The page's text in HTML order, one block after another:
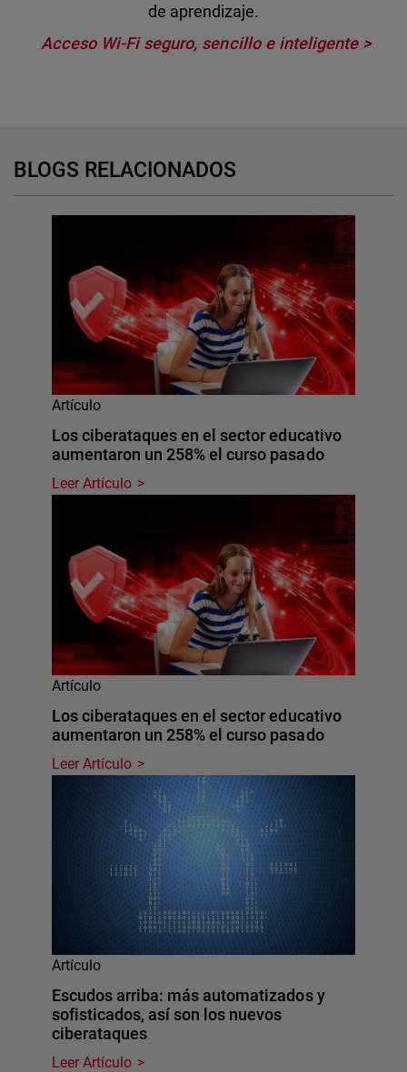
de aprendizaje.
Acceso Wi-Fi seguro, sencillo e inteligente
BLOGS RELACIONADOS
Artículo
Los ciberataques en el sector educativo
aumentaron un 258% el curso pasado
Leer Artículo
Artículo
Los ciberataques en el sector educativo
aumentaron un 258% el curso pasado
Leer Artículo
Artículo
Escudos arriba: más automatizados y
sofisticados, así son los nuevos
ciberataques
Leer Artículo